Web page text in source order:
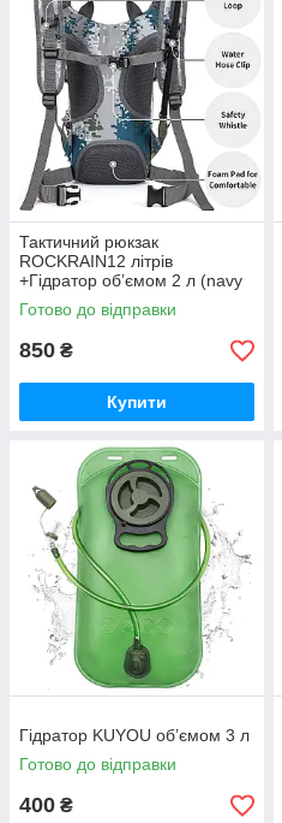
Тактичний рюкзак
ROCKRAIN12 літрів
+Гідратор об’ємом 2 л (navy
camo)
Готово до відправки
850 ₴
Купити
Гідратор KUYOU об’ємом 3 л
Готово до відправки
400 ₴